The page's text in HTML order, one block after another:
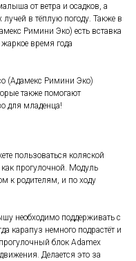
от ветра и осадков, а
в тёплую погоду. Также в
Римини Эко) есть вставка
время года
(Адамекс Римини Эко)
также помогают
для младенца!
пользоваться коляской
прогулочной. Модуль
к родителям, и по ходу
необходимо поддерживать с
карапуз немного подрастёт и
блок Adamex
Делается это за